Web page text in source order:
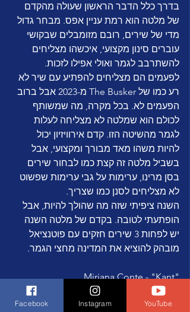
בדרך כלל הדבר הראשון שעולה מהקדם
של מלטה הוא רמת עניין אפס. מבחר גדול
מדי של שירים, רובם מזומבלים שבקושי
עוברים סינון מקצועי, איכשהו מצליחים
להשתרבב לגמר ואולי אפילו לזכות.
לפעמים הם מצליחים להפתיע עם שיר לא
רע כמו של The Busker מ-2023 אבל ברוב
הפעמים לא. בכל מקרה, מה שמשותף
לכולם הוא שמלטה לא מצליחה לעלות
לגמר מהשיטה הזו. קדם אירוויזיון יכול
להיות משהו מאד מבורך ומקצועי, אבל
בשביל מלטה זה קצת כמו לבחור שירים
בסן מרינו, ערימות על גבי ערימות שפשוט
לא מצליחים לסנן כמו שצריך.
השנה ציפיתי שזה מה שהולך להיות, אבל
הופתעתי לטובה. בקדם של מלטה השנה
יש לפחות 3 שירים חזקים עם פוטנציאל
מובהק להוציא את המדינה מחצי הגמר.
Miriana Conte - "Kant"
https://www.youtube.com/watch?
v=VLCV0GV4g9A&ab_channel=TVM
Facebook Instagram YouTube